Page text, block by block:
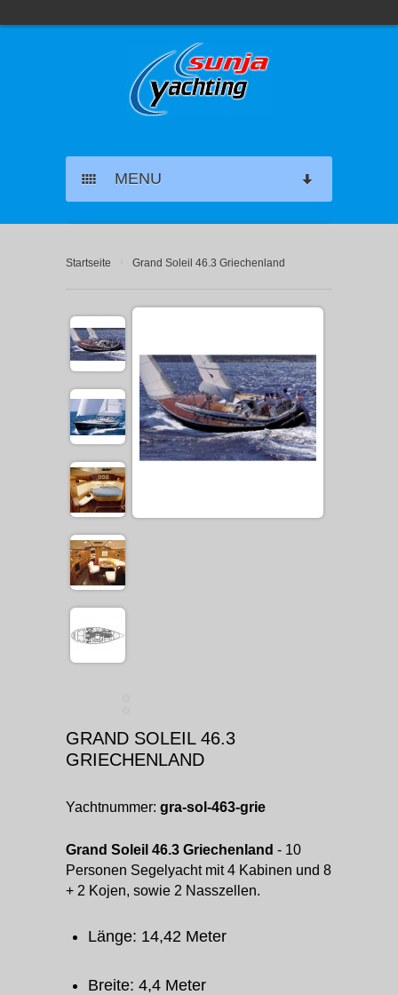
MENU
SEGELYACHT CHARTER
KATAMARAN CHARTER
MOTORYACHT CHARTER
MARINAS GRIECHENLAND
Startseite Grand Soleil 46.3 Griechenland
GRAND SOLEIL 46.3
GRIECHENLAND
Yachtnummer: gra-sol-463-grie
Grand Soleil 46.3 Griechenland - 10
Personen Segelyacht mit 4 Kabinen und 8
+ 2 Kojen, sowie 2 Nasszellen.
Länge: 14,42 Meter
Breite: 4,4 Meter